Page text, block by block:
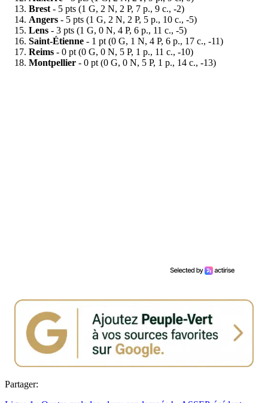
Brest - 5 pts (1 G, 2 N, 2 P, 7 p., 9 c., -2)
Angers - 5 pts (1 G, 2 N, 2 P, 5 p., 10 c., -5)
Lens - 3 pts (1 G, 0 N, 4 P, 6 p., 11 c., -5)
Saint-Étienne - 1 pt (0 G, 1 N, 4 P, 6 p., 17 c., -11)
Reims - 0 pt (0 G, 0 N, 5 P, 1 p., 11 c., -10)
Montpellier - 0 pt (0 G, 0 N, 5 P, 1 p., 14 c., -13)
Partager: